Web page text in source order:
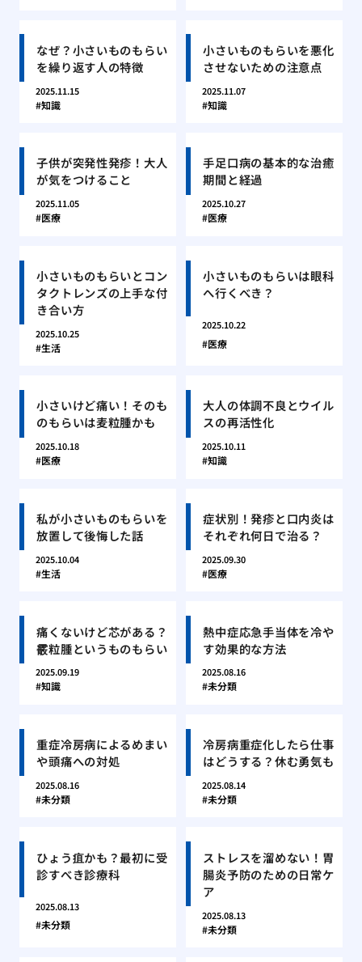
なぜ？小さいものもらい
を繰り返す人の特徴
2025.11.15
知識
小さいものもらいを悪化
させないための注意点
2025.11.07
知識
子供が突発性発疹！大人
が気をつけること
2025.11.05
医療
手足口病の基本的な治癒
期間と経過
2025.10.27
医療
小さいものもらいとコン
タクトレンズの上手な付
き合い方
2025.10.25
生活
小さいものもらいは眼科
へ行くべき？
2025.10.22
医療
小さいけど痛い！そのも
のもらいは麦粒腫かも
2025.10.18
医療
大人の体調不良とウイル
スの再活性化
2025.10.11
知識
私が小さいものもらいを
放置して後悔した話
2025.10.04
生活
症状別！発疹と口内炎は
それぞれ何日で治る？
2025.09.30
医療
痛くないけど芯がある？
霰粒腫というものもらい
2025.09.19
知識
熱中症応急手当体を冷や
す効果的な方法
2025.08.16
未分類
重症冷房病によるめまい
や頭痛への対処
2025.08.16
未分類
冷房病重症化したら仕事
はどうする？休む勇気も
2025.08.14
未分類
ひょう疽かも？最初に受
診すべき診療科
2025.08.13
未分類
ストレスを溜めない！胃
腸炎予防のための日常ケ
ア
2025.08.13
未分類